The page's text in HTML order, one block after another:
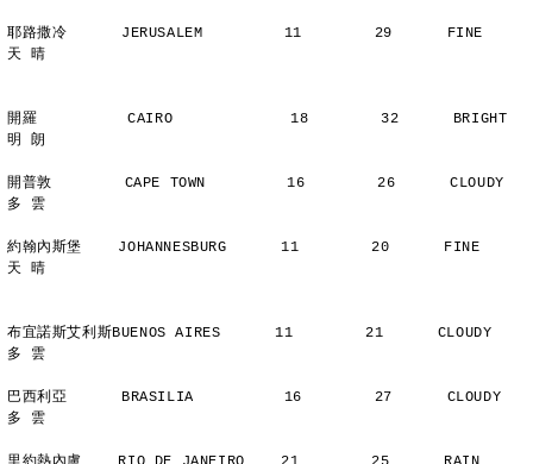
耶路撒冷      JERUSALEM         11        29      FINE
天 晴
開羅          CAIRO             18        32      BRIGHT
明 朗
開普敦        CAPE TOWN         16        26      CLOUDY
多 雲
約翰內斯堡    JOHANNESBURG      11        20      FINE
天 晴
布宜諾斯艾利斯BUENOS AIRES      11        21      CLOUDY
多 雲
巴西利亞      BRASILIA          16        27      CLOUDY
多 雲